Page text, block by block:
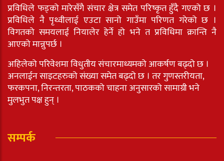
प्रविधिले फड्को मारेसँगै संचार क्षेत्र समेत परिष्कृत हुँदै गएको छ ।
प्रविधिले नै पृथ्वीलाई एउटा सानो गाउँमा परिणत गरेको छ ।
विगतको समयलाई नियालेर हेर्ने हो भने त प्रविधिमा क्रान्ति नै
आएको मान्नुपर्छ ।
अहिलेको परिवेशमा विधुतीय संचारमाध्यमको आकर्षण बढ्दो छ ।
अनलाईन साइटहरुको संख्या समेत बढ्दो छ । तर गुणस्तरीयता,
फरकपना, निरन्तरता, पाठकको चाहना अनुसारको सामाग्री भने
मुलभुत पक्ष हुन् ।
सम्पर्क